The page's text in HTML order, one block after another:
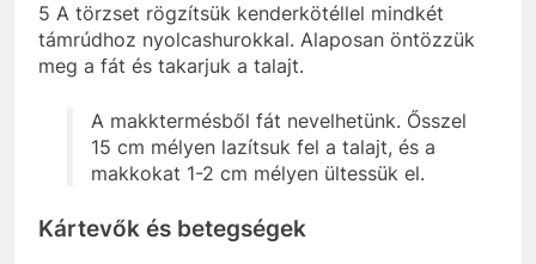
5 A törzset rögzítsük kenderkötéllel mindkét
támrúdhoz nyolcashurokkal. Alaposan öntözzük
meg a fát és takarjuk a talajt.
A makktermésből fát nevelhetünk. Ősszel
15 cm mélyen lazítsuk fel a talajt, és a
makkokat 1-2 cm mélyen ültessük el.
Kártevők és betegségek